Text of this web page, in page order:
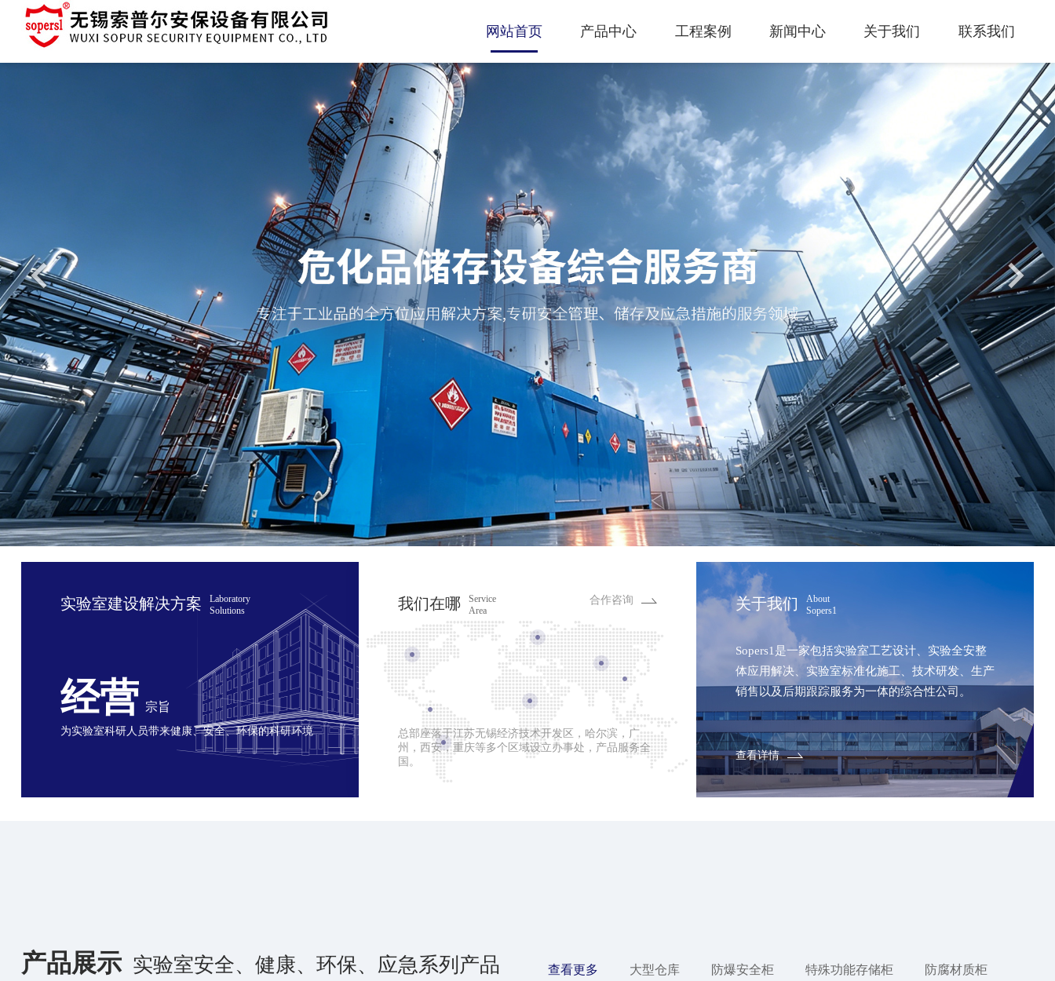
网站首页 产品中心 工程案例 新闻中心 关于我们 联系我们
实验室建设解决方案
Laboratory
Solutions
经营 宗旨
为实验室科研人员带来健康、安全、环保的科研环境
我们在哪
Service
Area
合作咨询
总部座落于江苏无锡经济技术开发区，哈尔滨，广
州，西安，重庆等多个区域设立办事处，产品服务全
国。
关于我们
About
Sopers1
Sopers1是一家包括实验室工艺设计、实验全安整
体应用解决、实验室标准化施工、技术研发、生产
销售以及后期跟踪服务为一体的综合性公司。
查看详情
产品展示实验室安全、健康、环保、应急系列产品 查看更多 大型仓库 防爆安全柜 特殊功能存储柜
防腐材质柜